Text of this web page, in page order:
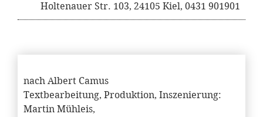
Holtenauer Str. 103, 24105 Kiel, 0431 901901
nach Albert Camus
Textbearbeitung, Produktion, Inszenierung:
Martin Mühleis,